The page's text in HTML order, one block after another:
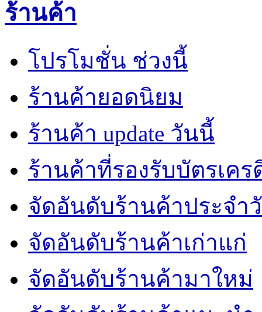
โปรโมชั่น ช่วงนี้
ร้านค้ายอดนิยม
ร้านค้า update วันนี้
ร้านค้าที่รองรับบัตรเคร
จัดอันดับร้านค้าประจำ
จัดอันดับร้านค้าเก่าแก่
จัดอันดับร้านค้ามาใหม่
จัดอันดับร้านค้าแนะนำ